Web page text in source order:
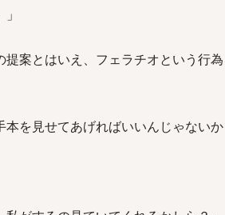
案とはいえ、フェラチオという行
を見せてあげればいいんじゃないか